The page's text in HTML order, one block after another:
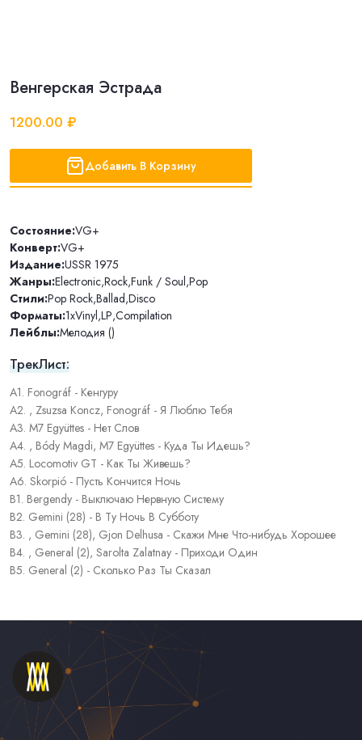
Венгерская Эстрада
1200.00 ₽
Добавить В Корзину
Состояние:VG+
Конверт:VG+
Издание:USSR 1975
Жанры:Electronic,Rock,Funk / Soul,Pop
Стили:Pop Rock,Ballad,Disco
Форматы:1xVinyl,LP,Compilation
Лейблы:Мелодия ()
ТрекЛист:
A1. Fonográf - Кенгуру
A2. , Zsuzsa Koncz, Fonográf - Я Люблю Тебя
А3. M7 Együttes - Нет Слов
А4. , Bódy Magdi, M7 Együttes - Куда Ты Идешь?
А5. Locomotiv GT - Как Ты Живешь?
А6. Skorpió - Пусть Кончится Ночь
В1. Bergendy - Выключаю Нервную Систему
В2. Gemini (28) - В Ту Ночь В Субботу
В3. , Gemini (28), Gjon Delhusa - Скажи Мне Что-нибудь Хорошее
В4. , General (2), Sarolta Zalatnay - Приходи Один
В5. General (2) - Сколько Раз Ты Сказал